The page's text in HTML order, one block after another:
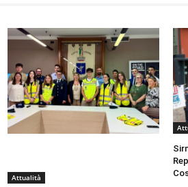
Attualità